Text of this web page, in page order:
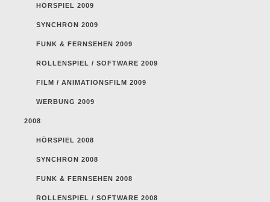
HÖRSPIEL 2009
SYNCHRON 2009
FUNK & FERNSEHEN 2009
ROLLENSPIEL / SOFTWARE 2009
FILM / ANIMATIONSFILM 2009
WERBUNG 2009
2008
HÖRSPIEL 2008
SYNCHRON 2008
FUNK & FERNSEHEN 2008
ROLLENSPIEL / SOFTWARE 2008